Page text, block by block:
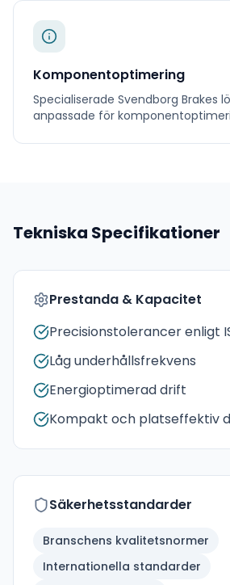
Komponentoptimering
Specialiserade Svendborg Brakes
anpassade för
Tekniska Specifikationer
Prestanda & Kapacitet
Precisionstolerancer enligt
Låg underhållsfrekvens
Energioptimerad drift
Kompakt och platseffektiv
Säkerhetsstandarder
Branschens kvalitetsnormer
Internationella standarder